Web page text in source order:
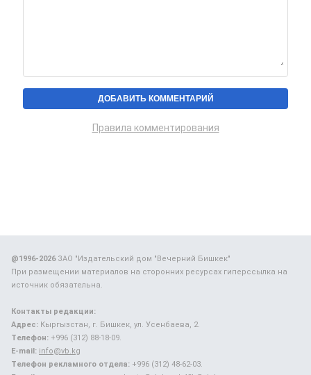
Правила комментирования
@1996-2026ЗАО "Издательский дом "Вечерний Бишкек"
При размещении материалов на сторонних ресурсах гиперссылка на
источник обязательна.
Контакты редакции:
Адрес: Кыргызстан, г. Бишкек, ул. Усенбаева, 2.
Телефон: +996 (312) 88-18-09.
E-mail: info@vb.kg
Телефон рекламного отдела: +996 (312) 48-62-03.